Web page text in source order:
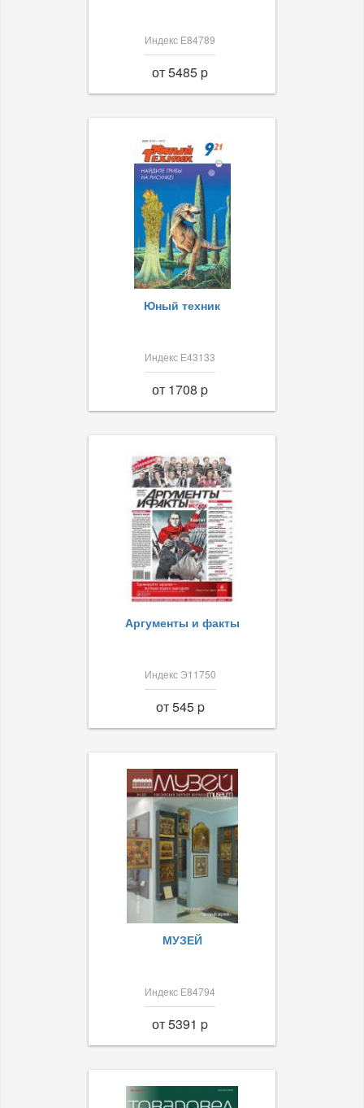
Индекс Е84789
от 5485 p
Юный техник
Индекс Е43133
от 1708 p
Аргументы и факты
Индекс Э11750
от 545 p
МУЗЕЙ
Индекс Е84794
от 5391 p